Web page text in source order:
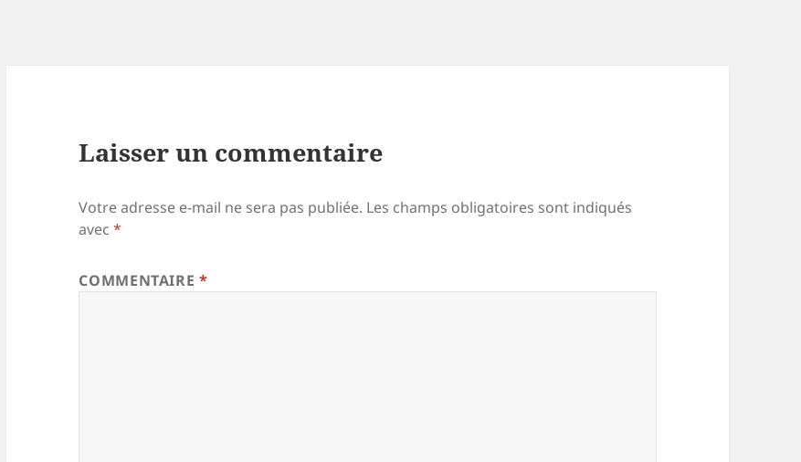
Laisser un commentaire
Votre adresse e-mail ne sera pas publiée. Les champs obligatoires sont indiqués
avec*
COMMENTAIRE*